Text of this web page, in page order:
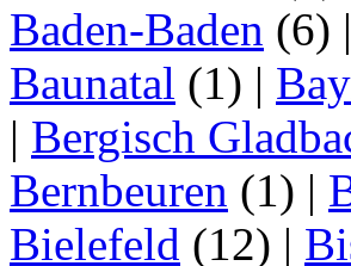
Baden-Baden (6) |
Baunatal (1) |
| Bergisch
Bernbeuren (1) |
Bielefeld (12) |